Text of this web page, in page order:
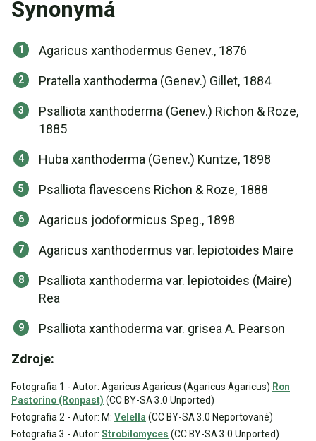
Synonymá
Agaricus xanthodermus Genev., 1876
Pratella xanthoderma (Genev.) Gillet, 1884
Psalliota xanthoderma (Genev.) Richon & Roze,
1885
Huba xanthoderma (Genev.) Kuntze, 1898
Psalliota flavescens Richon & Roze, 1888
Agaricus jodoformicus Speg., 1898
Agaricus xanthodermus var. lepiotoides Maire
Psalliota xanthoderma var. lepiotoides (Maire)
Rea
Psalliota xanthoderma var. grisea A. Pearson
Zdroje:
Fotografia 1 - Autor: Agaricus Agaricus (Agaricus Agaricus) Ron
Pastorino (Ronpast) (CC BY-SA 3.0 Unported)
Fotografia 2 - Autor: M: Velella (CC BY-SA 3.0 Neportované)
Fotografia 3 - Autor: Strobilomyces (CC BY-SA 3.0 Unported)